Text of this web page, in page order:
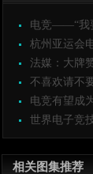
电竞——“我
杭州亚运会
法媒：大牌
不喜欢请不
电竞有望成
世界电子竞
相关图集推荐